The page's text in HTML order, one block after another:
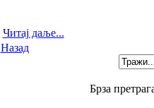
Читај даље...
Назад
Брза